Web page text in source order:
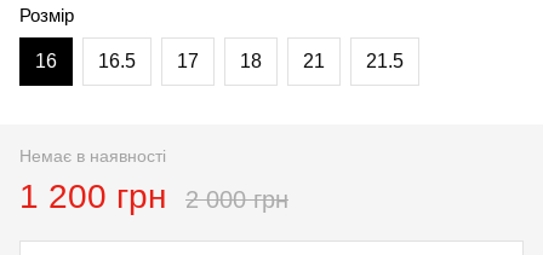
Розмір
16 16.5 17 18 21 21.5
Немає в наявності
1 200 грн 2 000 грн